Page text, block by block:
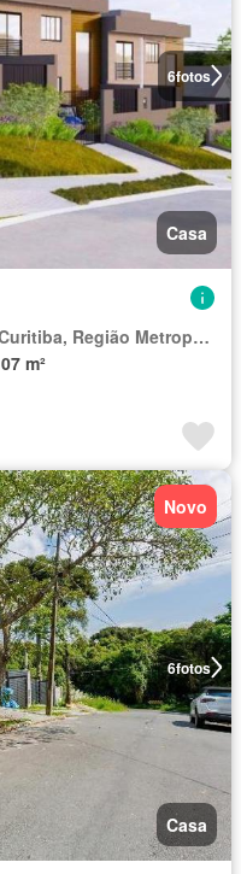
6fotos
Casa
Região Geográfica Imediata de Curitiba, Região Metropolitana de Curitiba
m²
6fotos
Novo
Casa